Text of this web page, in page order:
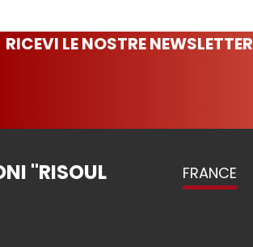
RICEVI LE NOSTRE NEWSLETTER
"RISOUL
FRANCE